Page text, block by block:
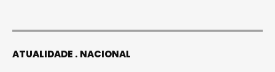
ATUALIDADE NACIONAL